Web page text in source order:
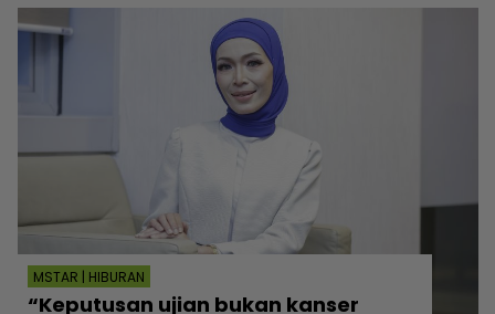
MSTAR | HIBURAN
“Keputusan ujian bukan kanser